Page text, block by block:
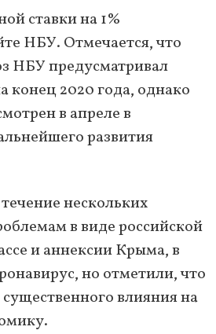
ставки на 1%
НБУ. Отмечается, что
НБУ предусматривал
конец 2020 года, однако
в апреле в
развития
нескольких
в виде российской
и аннексии Крыма, в
но отметили, что
влияния на